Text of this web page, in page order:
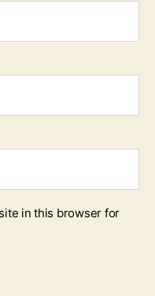
in this browser for